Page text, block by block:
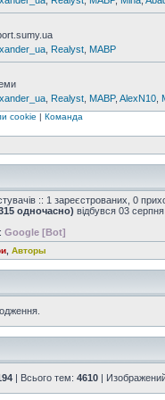
Realyst MABP
Realyst MABP, AlexN10
cookie | Команда
:: 1 зареєстрованих, 0
одночасно) відбувся 03
Google [Bot]
Авторы
| Всього тем: 4610 |